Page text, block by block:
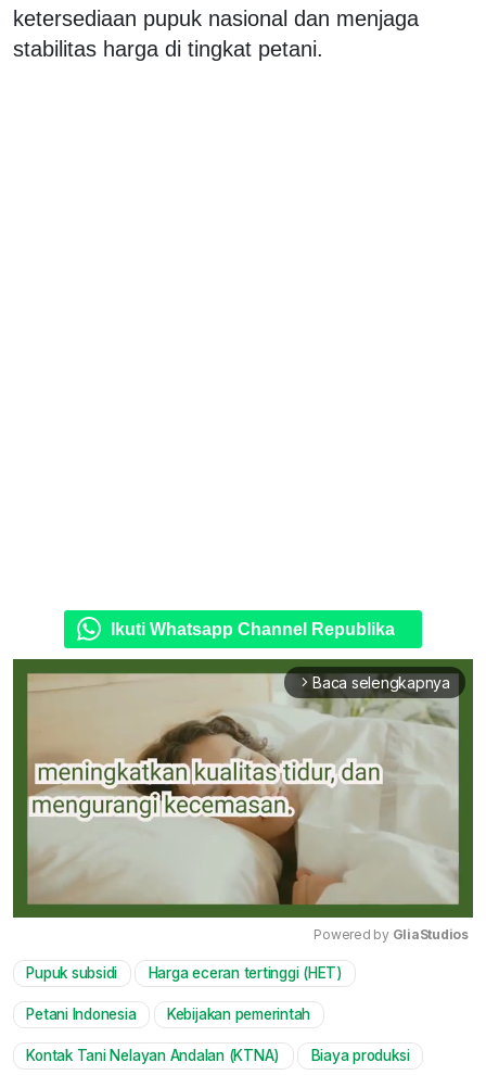
ketersediaan pupuk nasional dan menjaga
stabilitas harga di tingkat petani.
Ikuti Whatsapp Channel Republika
arrow_forward_ios Baca selengkapnya
Powered by GliaStudios
Pupuk subsidi Harga eceran tertinggi (HET)
Petani Indonesia Kebijakan pemerintah
Kontak Tani Nelayan Andalan (KTNA) Biaya produksi